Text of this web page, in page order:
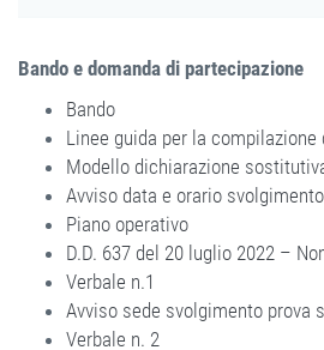
Bando e domanda di partecipazione
Bando
Linee guida per la compilazione
Modello dichiarazione
Avviso data e orario
Piano operativo
D.D. 637 del 20 luglio 2022 –
Verbale n.1
Avviso sede svolgimento prova
Verbale n. 2